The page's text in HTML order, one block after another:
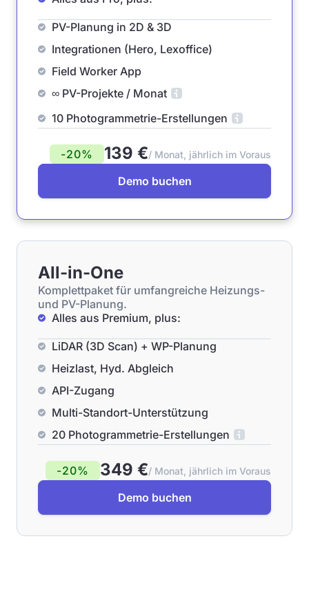
PV-Planung in 2D & 3D
Integrationen (Hero, Lexoffice)
Field Worker App
∞ PV-Projekte / Monat
10 Photogrammetrie-Erstellungen
-20% 139 €/ Monat, jährlich im Voraus
Demo buchen
All-in-One
Komplettpaket für umfangreiche Heizungs-
und PV-Planung.
Alles aus Premium, plus:
LiDAR (3D Scan) + WP-Planung
Heizlast, Hyd. Abgleich
API-Zugang
Multi-Standort-Unterstützung
20 Photogrammetrie-Erstellungen
-20% 349 €/ Monat, jährlich im Voraus
Demo buchen